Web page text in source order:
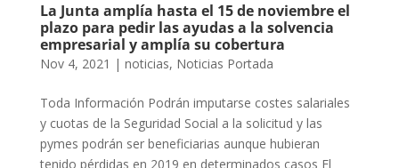
La Junta amplía hasta el 15 de noviembre el
plazo para pedir las ayudas a la solvencia
empresarial y amplía su cobertura
Nov 4, 2021 | noticias, Noticias Portada
Toda Información Podrán imputarse costes salariales
y cuotas de la Seguridad Social a la solicitud y las
pymes podrán ser beneficiarias aunque hubieran
tenido pérdidas en 2019 en determinados casos El